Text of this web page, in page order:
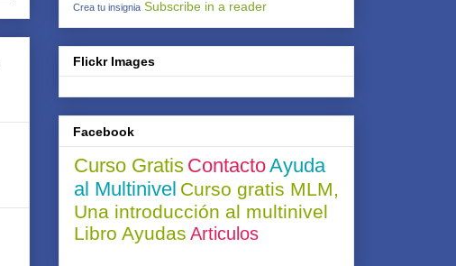
Crea tu insignia Subscribe in a reader
Flickr Images
Facebook
Curso Gratis ContactoAyuda
al Multinivel Curso gratis MLM,
Una introducción al multinivel
Libro Ayudas Articulos